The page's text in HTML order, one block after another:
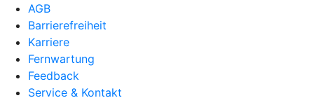
AGB
Barrierefreiheit
Karriere
Fernwartung
Feedback
Service & Kontakt